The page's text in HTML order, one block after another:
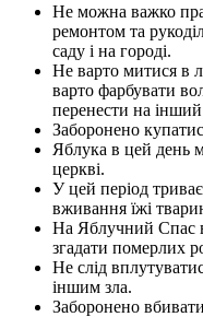
Не можна важко
ремонтом та
саду і на городі.
Не варто митися в
варто фарбувати
перенести на
Заборонено
Яблука в цей день
церкві.
У цей період
вживання їжі
На Яблучний Спас
згадати померлих
Не слід
іншим зла.
Заборонено